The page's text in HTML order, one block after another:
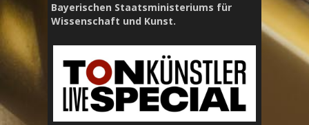
Bayerischen Staatsministeriums für
Wissenschaft und Kunst.